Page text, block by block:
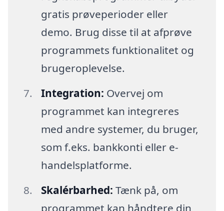
gratis prøveperioder eller
demo. Brug disse til at afprøve
programmets funktionalitet og
brugeroplevelse.
Integration: Overvej om
programmet kan integreres
med andre systemer, du bruger,
som f.eks. bankkonti eller e-
handelsplatforme.
Skalérbarhed: Tænk på, om
programmet kan håndtere din